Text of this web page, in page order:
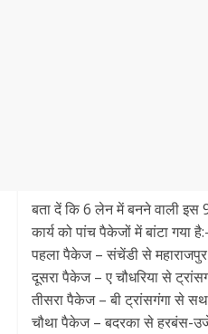
बता दें कि 6 लेन में बनने वाली इस
कार्य को पांच पैकेजों में बांटा गया है:-
पहला पैकेज – संचेंडी से
दूसरा पैकेज – ए चौधरिया से
तीसरा पैकेज – बी ट्रांसगंगा से
चौथा पैकेज – बदरका से हरबंस-